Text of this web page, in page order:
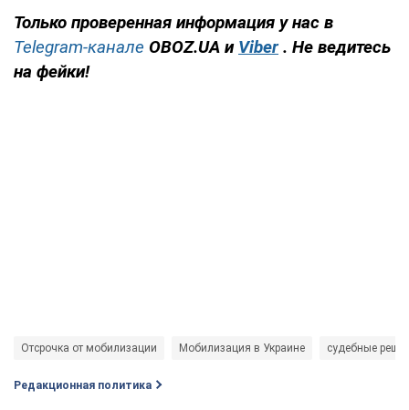
Только проверенная информация у нас в
Telegram-канале OBOZ.UA и Viber . Не ведитесь
на фейки!
Отсрочка от мобилизации Мобилизация в Украине судебные
Редакционная политика